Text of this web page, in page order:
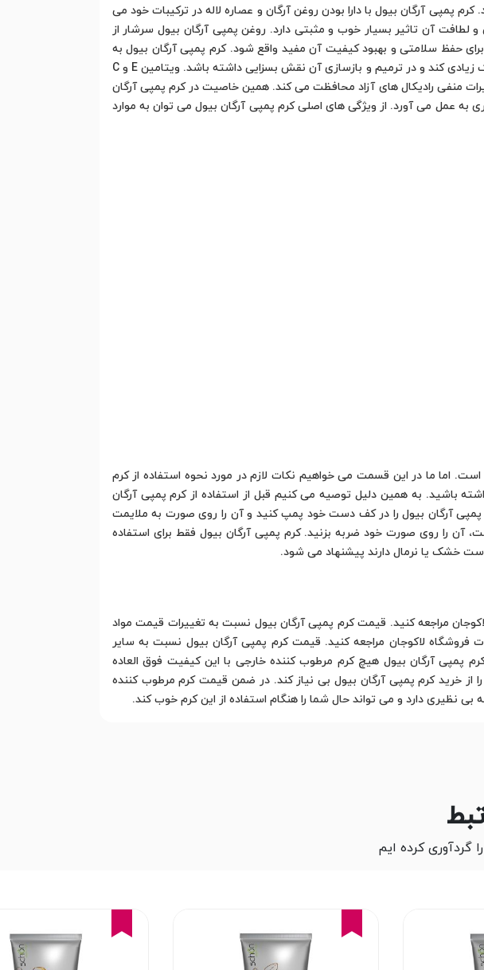
آرگان بیول با دارا بودن روغن آرگان و عصاره لاله در ترکیبات خود می
لطافت آن تاثیر بسیار خوب و مثبتی دارد. روغن پمپی آرگان بیول سرشار از
را تغذیه کند و برای حفظ سلامتی و بهبود کیفیت آن مفید واقع شود. کرم پمپی آرگان بیول به
واسطه فرمولاسیون و ترکیبات منحصر به فرد خود می تواند به کاهش و رفع خشکی و زبری پوست کمک زیادی کند و در ترمیم و بازسازی آن نقش بسزایی داشته باشد. ویتامین E و C
منفی رادیکال های آزاد محافظت می کند. همین خاصیت در کرم پمپی آرگان
عمل می آورد. از ویژگی های اصلی کرم پمپی آرگان بیول می توان به موارد
اما ما در این قسمت می خواهیم نکات لازم در مورد نحوه استفاده از کرم
باشید. به همین دلیل توصیه می کنیم قبل از استفاده از کرم پمپی آرگان
آرگان بیول را در کف دست خود پمپ کنید و آن را روی صورت به ملایمت
آن را روی صورت خود ضربه بزنید. کرم پمپی آرگان بیول فقط برای استفاده
خشک یا نرمال دارند پیشنهاد می شود.
مراجعه کنید. قیمت کرم پمپی آرگان بیول نسبت به تغییرات قیمت مواد
فروشگاه لاکوجان مراجعه کنید. قیمت کرم پمپی آرگان بیول نسبت به سایر
آرگان بیول هیچ کرم مرطوب کننده خارجی با این کیفیت فوق العاده
خود می تواند تا مدت ها شما را از خرید کرم پمپی آرگان بیول بی نیاز کند. در ضمن قیمت کرم مرطوب کننده
نظیری دارد و می تواند حال شما را هنگام استفاده از این کرم خوب کند.
گردآوری کرده ایم